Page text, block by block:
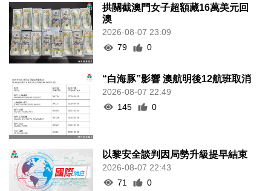
拱關截澳門女子超額藏16萬美元回
澳
2026-08-07 23:09
79
0
“白海豚”影響 澳航明後12航班取消
2026-08-07 22:49
145
0
以黎安全談判因局勢升級提早結束
2026-08-07 22:43
71
0